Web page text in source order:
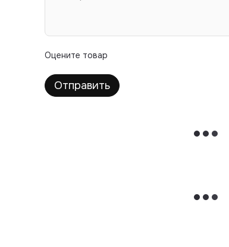
Оцените товар
Отправить